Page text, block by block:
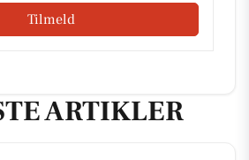
Tilmeld
ARTIKLER